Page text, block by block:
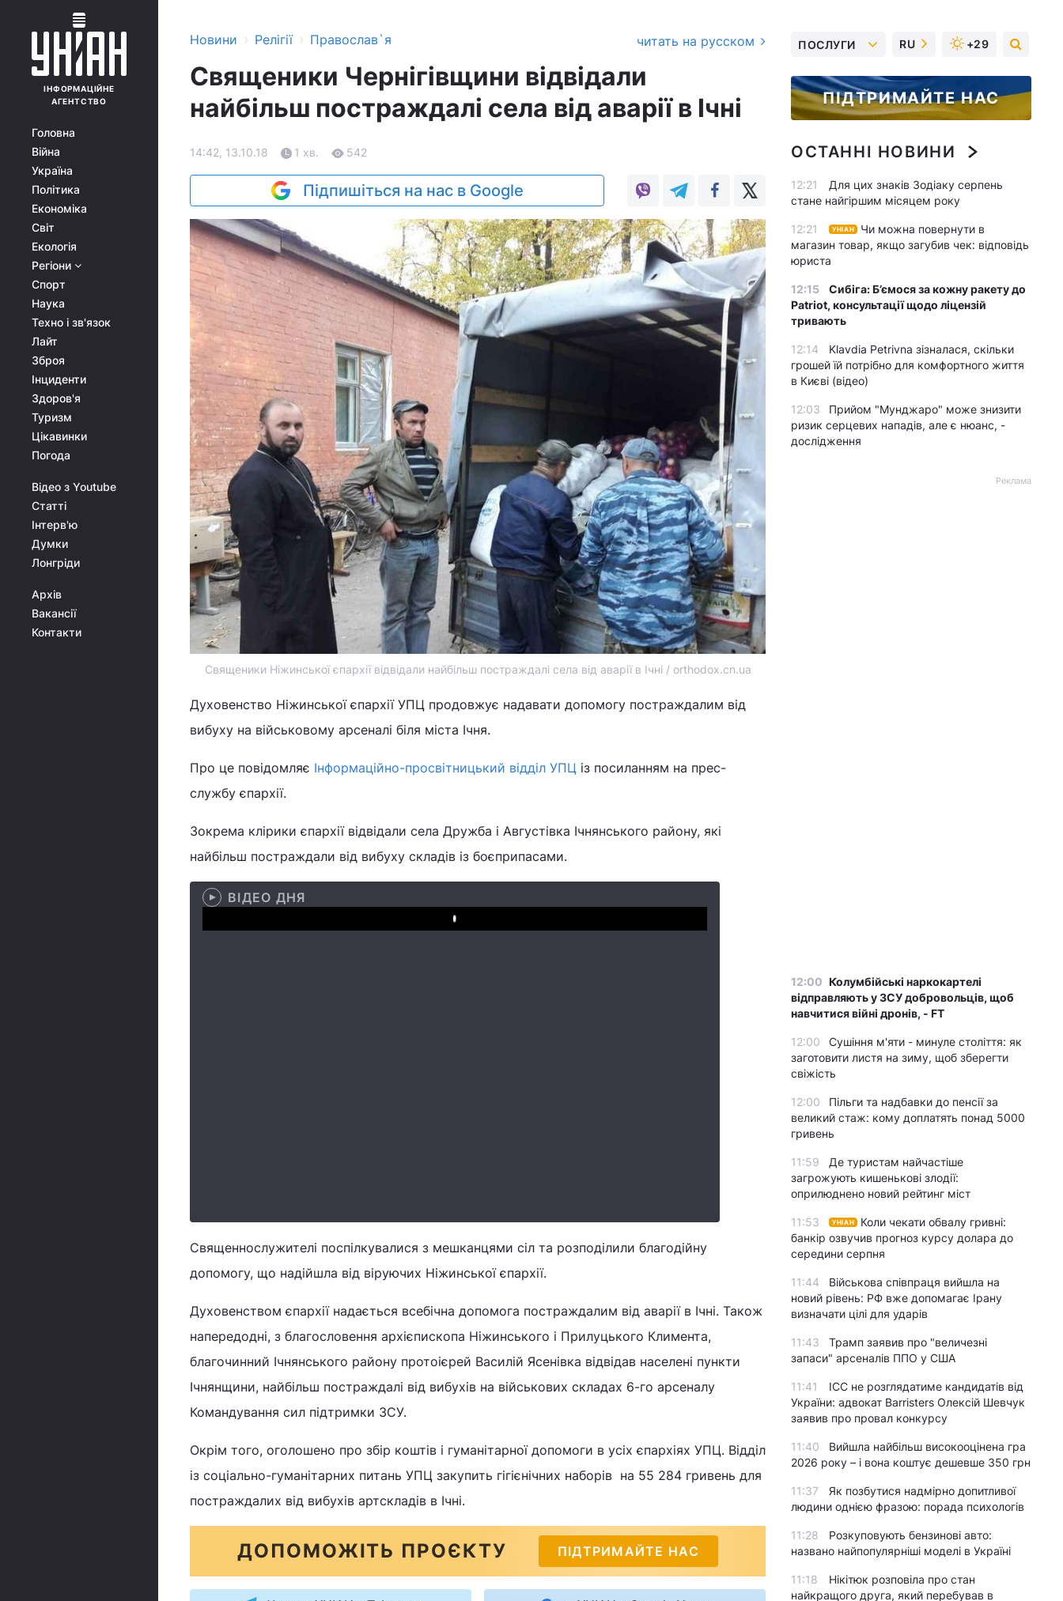
ІНФОРМАЦІЙНЕ
АГЕНТСТВО
Головна
Війна
Україна
Політика
Економіка
Світ
Екологія
Регіони
Спорт
Наука
Техно і зв'язок
Лайт
Зброя
Інциденти
Здоров'я
Туризм
Цікавинки
Погода
Відео з Youtube
Статті
Інтерв'ю
Думки
Лонгріди
Архів
Вакансії
Контакти
Новини › Релігії › Православ`я читать на русском
Священики Чернігівщини відвідали
найбільш постраждалі села від аварії в Ічні
14:42, 13.10.18 1 хв. 542
Підпишіться на нас в Google
Священики Ніжинської єпархії відвідали найбільш постраждалі села від аварії в Ічні / orthodox.cn.ua
Духовенство Ніжинської єпархії УПЦ продовжує надавати допомогу постраждалим від
вибуху на військовому арсеналі біля міста Ічня.
Про це повідомляє Інформаційно-просвітницький відділ УПЦ із посиланням на прес-
службу єпархії.
Зокрема клірики єпархії відвідали села Дружба і Августівка Ічнянського району, які
найбільш постраждали від вибуху складів із боєприпасами.
ВІДЕО ДНЯ
Play
Священнослужителі поспілкувалися з мешканцями сіл та розподілили благодійну
допомогу, що надійшла від віруючих Ніжинської єпархії.
Духовенством єпархії надається всебічна допомога постраждалим від аварії в Ічні. Також
напередодні, з благословення архієпископа Ніжинського і Прилуцького Климента,
благочинний Ічнянського району протоієрей Василій Ясенівка відвідав населені пункти
Ічнянщини, найбільш постраждалі від вибухів на військових складах 6-го арсеналу
Командування сил підтримки ЗСУ.
Окрім того, оголошено про збір коштів і гуманітарної допомоги в усіх єпархіях УПЦ. Відділ
із соціально-гуманітарних питань УПЦ закупить гігієнічних наборів на 55 284 гривень для
постраждалих від вибухів артскладів в Ічні.
ДОПОМОЖІТЬ ПРОЄКТУ ПІДТРИМАЙТЕ НАС
ПОСЛУГИ RU +29
ПІДТРИМАЙТЕ НАС
ОСТАННІ НОВИНИ
12:21
Для цих знаків Зодіаку серпень
стане найгіршим місяцем року
12:21 УНІАН
Чи можна повернути в
магазин товар, якщо загубив чек: відповідь
юриста
12:15
Сибіга: Б’ємося за кожну ракету до
Patriot, консультації щодо ліцензій
тривають
12:14
Klavdia Petrivna зізналася, скільки
грошей їй потрібно для комфортного життя
в Києві (відео)
12:03
Прийом "Мунджаро" може знизити
ризик серцевих нападів, але є нюанс, -
дослідження
Реклама
12:00 Колумбійські наркокартелі
відправляють у ЗСУ добровольців, щоб
навчитися війні дронів, - FT
12:00
Сушіння м'яти - минуле століття: як
заготовити листя на зиму, щоб зберегти
свіжість
12:00
Пільги та надбавки до пенсії за
великий стаж: кому доплатять понад 5000
гривень
11:59
Де туристам найчастіше
загрожують кишенькові злодії:
оприлюднено новий рейтинг міст
11:53 УНІАН
Коли чекати обвалу гривні:
банкір озвучив прогноз курсу долара до
середини серпня
11:44
Військова співпраця вийшла на
новий рівень: РФ вже допомагає Ірану
визначати цілі для ударів
11:43
Трамп заявив про "величезні
запаси" арсеналів ППО у США
11:41
ICC не розглядатиме кандидатів від
України: адвокат Barristers Олексій Шевчук
заявив про провал конкурсу
11:40
Вийшла найбільш високооцінена гра
2026 року – і вона коштує дешевше 350 грн
11:37
Як позбутися надмірно допитливої
людини однією фразою: порада психологів
11:28
Розкуповують бензинові авто:
названо найпопулярніші моделі в Україні
11:18
Нікітюк розповіла про стан
найкращого друга, який перебував в